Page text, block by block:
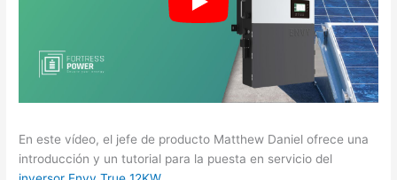
En este vídeo, el jefe de producto Matthew Daniel ofrece una
introducción y un tutorial para la puesta en servicio del